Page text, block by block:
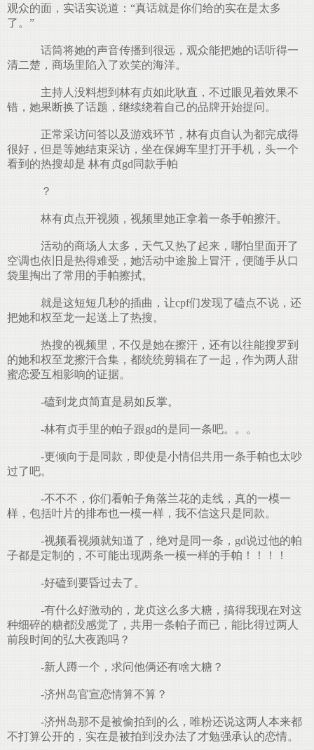
观众的面，实话实说道：“真话就是你们给的实在是太多
了。”
话筒将她的声音传播到很远，观众能把她的话听得一
清二楚，商场里陷入了欢笑的海洋。
主持人没料想到林有贞如此耿直，不过眼见着效果不
错，她果断换了话题，继续绕着自己的品牌开始提问。
正常采访问答以及游戏环节，林有贞自认为都完成得
很好，但是等她结束采访，坐在保姆车里打开手机，头一个
看到的热搜却是 林有贞gd同款手帕
？
林有贞点开视频，视频里她正拿着一条手帕擦汗。
活动的商场人太多，天气又热了起来，哪怕里面开了
空调也依旧是热得难受，她活动中途脸上冒汗，便随手从口
袋里掏出了常用的手帕擦拭。
就是这短短几秒的插曲，让cpf们发现了磕点不说，还
把她和权至龙一起送上了热搜。
热搜的视频里，不仅是她在擦汗，还有以往能搜罗到
的她和权至龙擦汗合集，都统统剪辑在了一起，作为两人甜
蜜恋爱互相影响的证据。
-磕到龙贞简直是易如反掌。
-林有贞手里的帕子跟gd的是同一条吧。。。
-更倾向于是同款，即使是小情侣共用一条手帕也太吵
过了吧。
-不不不，你们看帕子角落兰花的走线，真的一模一
样，包括叶片的排布也一模一样，我不信这只是同款。
-视频看视频就知道了，绝对是同一条，gd说过他的帕
子都是定制的，不可能出现两条一模一样的手帕！！！！
-好磕到要昏过去了。
-有什么好激动的，龙贞这么多大糖，搞得我现在对这
种细碎的糖都没感觉了，共用一条帕子而已，能比得过两人
前段时间的弘大夜跑吗？
-新人蹲一个，求问他俩还有啥大糖？
-济州岛官宣恋情算不算？
-济州岛那不是被偷拍到的么，唯粉还说这两人本来都
不打算公开的，实在是被拍到没办法了才勉强承认的恋情。